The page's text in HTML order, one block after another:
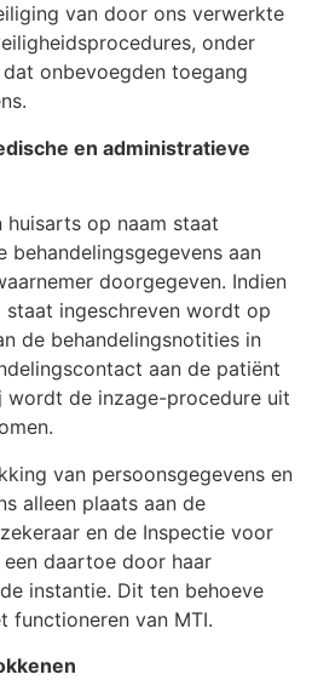
van door ons verwerkte
onder
onbevoegden toegang
en administratieve
op naam staat
behandelingsgegevens aan
doorgegeven. Indien
ingeschreven wordt op
de behandelingsnotities in
aan de patiënt
wordt de inzage-procedure uit
van persoonsgegevens en
alleen plaats aan de
en de Inspectie voor
daartoe door haar
instantie. Dit ten behoeve
functioneren van MTI.